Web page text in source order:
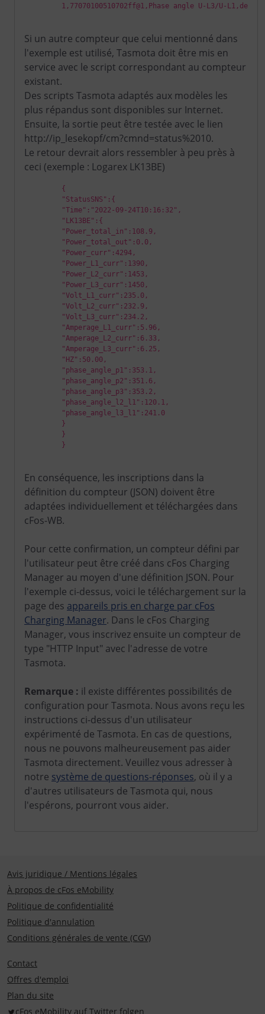
1,77070100510702ff@1,Phase angle U-L3/U-
Si un autre compteur que celui mentionné dans
l'exemple est utilisé, Tasmota doit être mis en
service avec le script correspondant au compteur
existant.
Des scripts Tasmota adaptés aux modèles les
plus répandus sont disponibles sur Internet.
Ensuite, la sortie peut être testée avec le lien
http://ip_lesekopf/cm?cmnd=status%2010.
Le retour devrait alors ressembler à peu près à
ceci (exemple : Logarex LK13BE)
         {
         "StatusSNS":{
         "Time":"2022-09-24T10:16:32",
         "LK13BE":{
         "Power_total_in":108.9,
         "Power_total_out":0.0,
         "Power_curr":4294,
         "Power_L1_curr":1390,
         "Power_L2_curr":1453,
         "Power_L3_curr":1450,
         "Volt_L1_curr":235.0,
         "Volt_L2_curr":232.9,
         "Volt_L3_curr":234.2,
         "Amperage_L1_curr":5.96,
         "Amperage_L2_curr":6.33,
         "Amperage_L3_curr":6.25,
         "HZ":50.00,
         "phase_angle_p1":353.1,
         "phase_angle_p2":351.6,
         "phase_angle_p3":353.2,
         "phase_angle_l2_l1":120.1,
         "phase_angle_l3_l1":241.0
         }
         }
         }
En conséquence, les inscriptions dans la
définition du compteur (JSON) doivent être
adaptées individuellement et téléchargées dans
cFos-WB.
Pour cette confirmation, un compteur défini par
l'utilisateur peut être créé dans cFos Charging
Manager au moyen d'une définition JSON. Pour
l'exemple ci-dessus, voici le téléchargement sur la
page des appareils pris en charge par cFos
Charging Manager. Dans le cFos Charging
Manager, vous inscrivez ensuite un compteur de
type "HTTP Input" avec l'adresse de votre
Tasmota.
Remarque : il existe différentes possibilités de
configuration pour Tasmota. Nous avons reçu les
instructions ci-dessus d'un utilisateur
expérimenté de Tasmota. En cas de questions,
nous ne pouvons malheureusement pas aider
Tasmota directement. Veuillez vous adresser à
notre système de questions-réponses, où il y a
d'autres utilisateurs de Tasmota qui, nous
l'espérons, pourront vous aider.
Avis juridique / Mentions légales
À propos de cFos eMobility
Politique de confidentialité
Politique d'annulation
Conditions générales de vente (CGV)
Contact
Offres d'emploi
Plan du site
cFos eMobility auf Twitter folgen